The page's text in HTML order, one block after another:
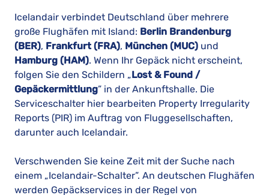
Icelandair verbindet Deutschland über mehrere
große Flughäfen mit Island: Berlin Brandenburg
(BER), Frankfurt (FRA), München (MUC) und
Hamburg (HAM). Wenn Ihr Gepäck nicht erscheint,
folgen Sie den Schildern „Lost & Found /
Gepäckermittlung” in der Ankunftshalle. Die
Serviceschalter hier bearbeiten Property Irregularity
Reports (PIR) im Auftrag von Fluggesellschaften,
darunter auch Icelandair.
Verschwenden Sie keine Zeit mit der Suche nach
einem „Icelandair-Schalter”. An deutschen Flughäfen
werden Gepäckservices in der Regel von